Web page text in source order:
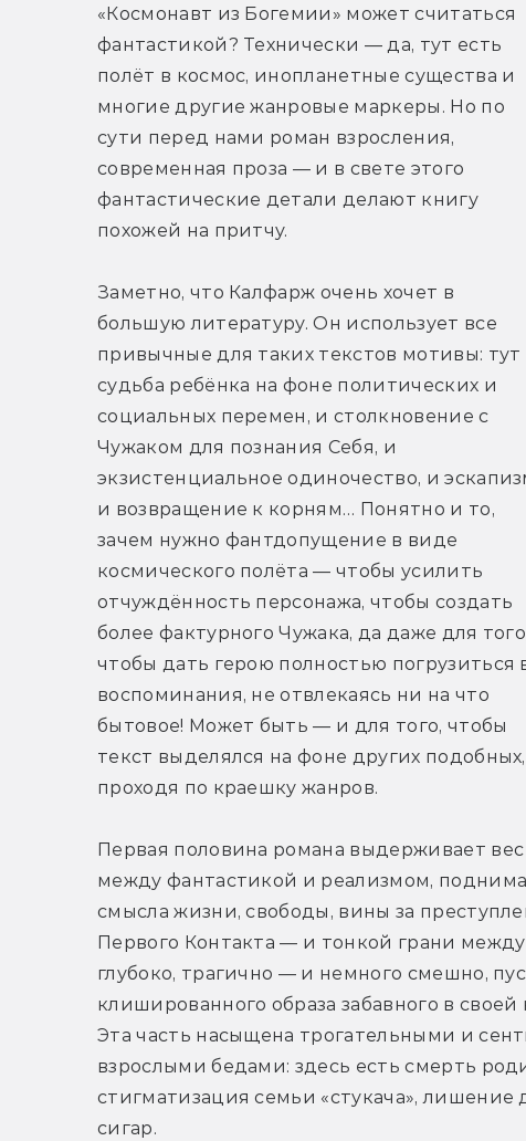
«Космонавт из Богемии» может считаться
фантастикой? Технически — да, тут есть
полёт в космос, инопланетные существа и
многие другие жанровые маркеры. Но по
сути перед нами роман взросления,
современная проза — и в свете этого
фантастические детали делают книгу
похожей на притчу.
Заметно, что Калфарж очень хочет в
большую литературу. Он использует все
привычные для таких текстов мотивы: тут
судьба ребёнка на фоне политических и
социальных перемен, и столкновение с
Чужаком для познания Себя, и
экзистенциальное одиночество, и
и возвращение к корням… Понятно и то,
зачем нужно фантдопущение в виде
космического полёта — чтобы усилить
отчуждённость персонажа, чтобы создать
более фактурного Чужака, да даже для
чтобы дать герою полностью погрузиться
воспоминания, не отвлекаясь ни на что
бытовое! Может быть — и для того, чтобы
текст выделялся на фоне других подобных,
проходя по краешку жанров.
Первая половина романа выдерживает
между фантастикой и реализмом,
смысла жизни, свободы, вины за
Первого Контакта — и тонкой грани
глубоко, трагично — и немного смешно,
клишированного образа забавного в
Эта часть насыщена трогательными и
взрослыми бедами: здесь есть смерть
стигматизация семьи «стукача»,
сигар.